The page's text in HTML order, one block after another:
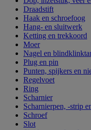
Draadstift
Haak en schroefoog
Hang- en sluitwerk
Ketting en trekkoord
Moer
Nagel en
Plug en pin
Punten, spijkers en
Regelvoet
Ring
Scharnier
Scharnierpen, -strip
Schroef
Slot